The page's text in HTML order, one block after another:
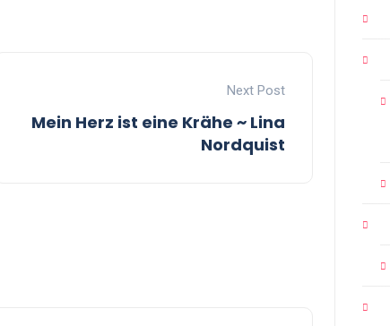
Next Post
Mein Herz ist eine Krähe ~ Lina
Nordquist